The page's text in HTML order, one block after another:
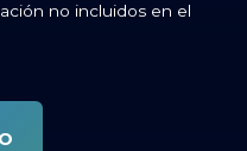
no incluidos en el